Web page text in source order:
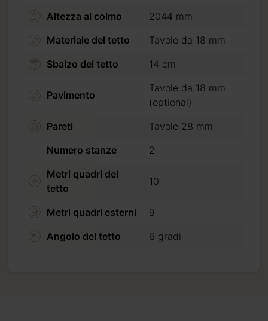
Altezza al colmo
2044 mm
Materiale del tetto
Tavole da 18 mm
Sbalzo del tetto
14 cm
Pavimento
Tavole da 18 mm
(optional)
Pareti
Tavole 28 mm
Numero stanze
2
Metri quadri del
tetto
10
Metri quadri esterni
9
Angolo del tetto
6 gradi
procedi al